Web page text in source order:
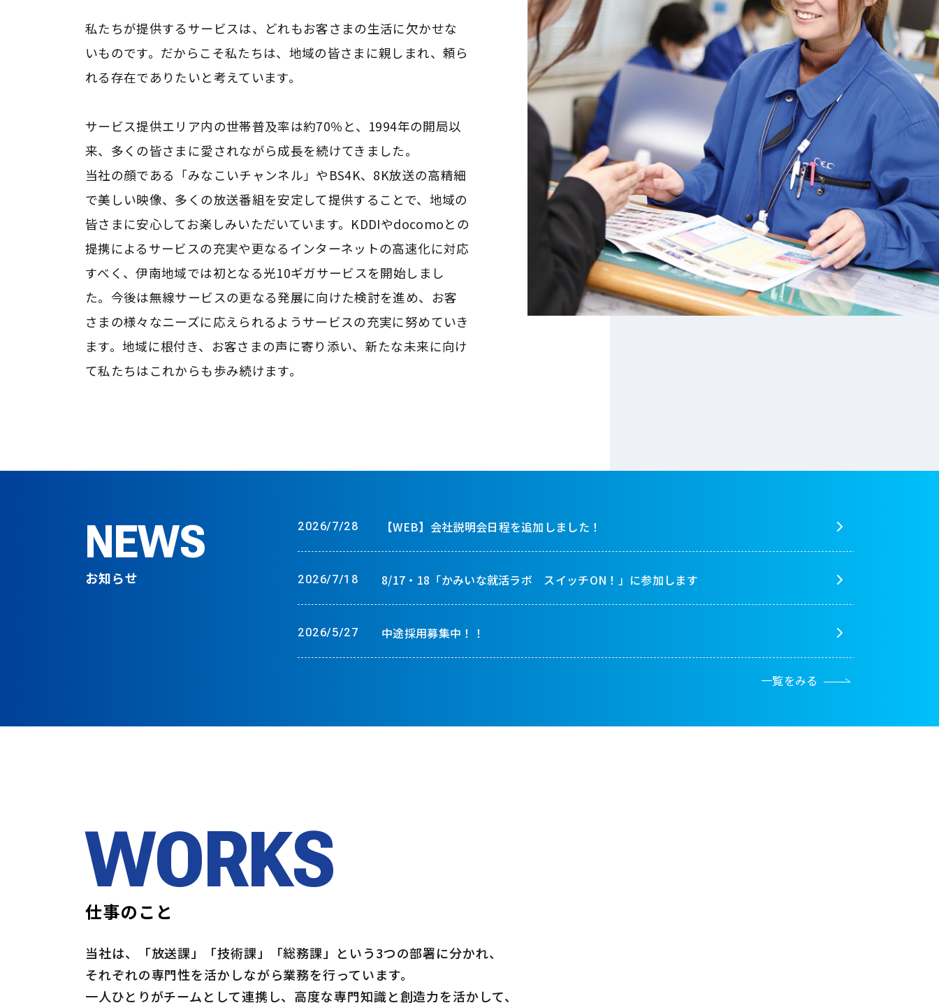
私たちが提供するサービスは、どれもお客さまの生活に欠かせな
いものです。だからこそ私たちは、地域の皆さまに親しまれ、頼ら
れる存在でありたいと考えています。
サービス提供エリア内の世帯普及率は約70％と、1994年の開局以
来、多くの皆さまに愛されながら成長を続けてきました。
当社の顔である「みなこいチャンネル」やBS4K、8K放送の高精細
で美しい映像、多くの放送番組を安定して提供することで、地域の
皆さまに安心してお楽しみいただいています。KDDIやdocomoとの
提携によるサービスの充実や更なるインターネットの高速化に対応
すべく、伊南地域では初となる光10ギガサービスを開始しまし
た。今後は無線サービスの更なる発展に向けた検討を進め、お客
さまの様々なニーズに応えられるようサービスの充実に努めていき
ます。地域に根付き、お客さまの声に寄り添い、新たな未来に向け
て私たちはこれからも歩み続けます。
NEWS
お知らせ
2026/7/28 【WEB】会社説明会日程を追加しました！
2026/7/18 8/17・18「かみいな就活ラボ スイッチON！」に参加します
2026/5/27 中途採用募集中！！
一覧をみる
WORKS
仕事のこと
当社は、「放送課」「技術課」「総務課」という3つの部署に分かれ、
それぞれの専門性を活かしながら業務を行っています。
一人ひとりがチームとして連携し、高度な専門知識と創造力を活かして、